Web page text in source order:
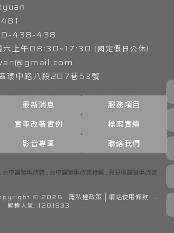
438-438
六上午08:30~17:30
環中路八段207巷53號
最新消息
服務項目
實車改裝實例
標案實績
影音專區 聯絡我們
台中露營車改裝 台中露營車改裝推薦 烏日區露營車改裝
© 2026 隱私權政策 網站使用條款
..
累積人氣: 1201933